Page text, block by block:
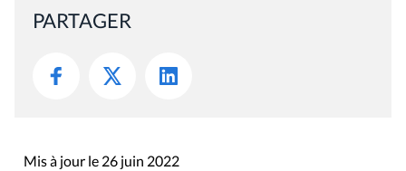
PARTAGER
Mis à jour le 26 juin 2022